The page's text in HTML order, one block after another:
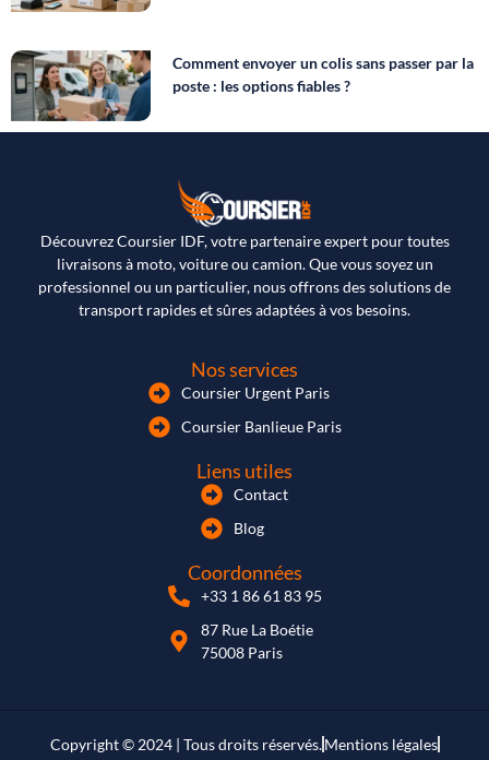
Comment envoyer un colis sans passer par la
poste : les options fiables ?
Découvrez Coursier IDF, votre partenaire expert pour toutes
livraisons à moto, voiture ou camion. Que vous soyez un
professionnel ou un particulier, nous offrons des solutions de
transport rapides et sûres adaptées à vos besoins.
Nos services
Coursier Urgent Paris
Coursier Banlieue Paris
Liens utiles
Contact
Blog
Coordonnées
+33 1 86 61 83 95
87 Rue La Boétie
75008 Paris
Copyright © 2024 | Tous droits réservés. Mentions légales